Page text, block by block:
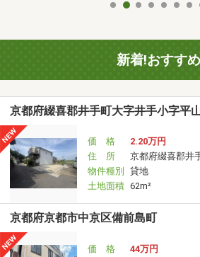
新着!おすすめ
京都府綴喜郡井手町大字井手小字平
価 格
2.20万円
住 所
京都府綴喜郡井
物件種別
貸地
土地面積 62m²
京都府京都市中京区備前島町
価 格
44万円